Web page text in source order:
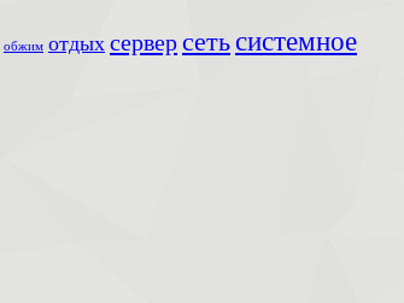
обжим отдых серверсетьсистемное